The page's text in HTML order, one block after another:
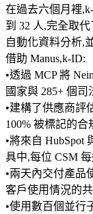
在過去六個月裡
到 32 人,完全取
自動化資料分析,
借助 Manus,k-ID:
•透過 MCP 將
國家與 285+ 個
•建構了供應商評
100% 被標記的合
•將來自 HubSpot
具中,每位 CSM
•兩天內交付產品
客戶使用情況的
•使用數百個並行